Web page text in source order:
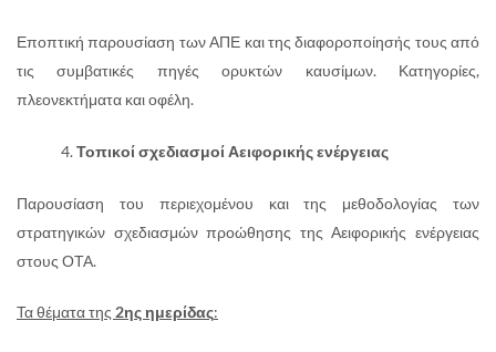
Εποπτική παρουσίαση των ΑΠΕ και της διαφοροποίησής τους από
τις συμβατικές πηγές ορυκτών καυσίμων. Κατηγορίες,
πλεονεκτήματα και οφέλη.
Τοπικοί σχεδιασμοί Αειφορικής ενέργειας
Παρουσίαση του περιεχομένου και της μεθοδολογίας των
στρατηγικών σχεδιασμών προώθησης της Αειφορικής ενέργειας
στους ΟΤΑ.
Τα θέματα της 2ης ημερίδας: